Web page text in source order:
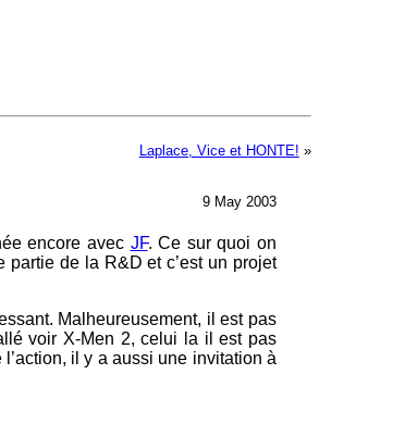
Laplace, Vice et HONTE! »
9 May 2003
encore avec JF. Ce sur quoi on
partie de la R&D et c’est un projet
Malheureusement, il est pas
voir X-Men 2, celui la il est pas
il y a aussi une invitation à